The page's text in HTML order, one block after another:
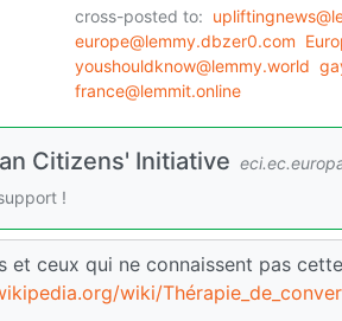
cross-posted to:
europe@lemmy.dbzer0.com
youshouldknow@lemmy.world
france@lemmit.online
Citizens' Initiative
!
et ceux qui ne connaissent pas
wiki/